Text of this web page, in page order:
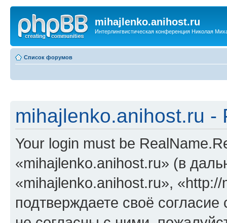
mihajlenko.anihost.ru
Интерлингвистическая конференция Николая
Список форумов
mihajlenko.anihost.ru -
Your login must be
«mihajlenko.anihost.ru» (в
«mihajlenko.anihost.ru»,
подтверждаете своё